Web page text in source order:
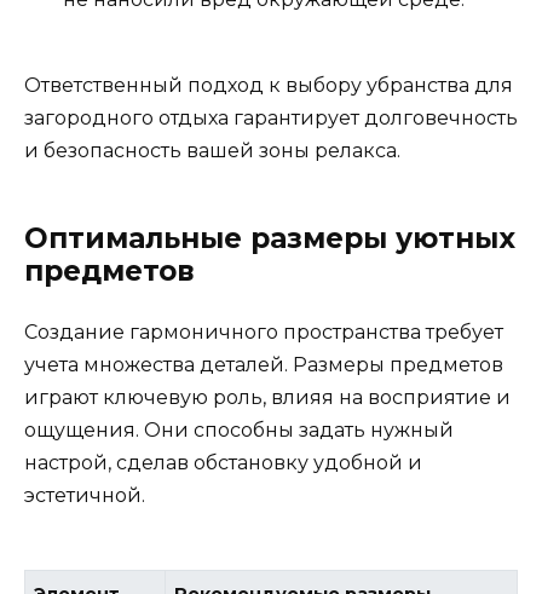
Ответственный подход к выбору убранства для
загородного отдыха гарантирует долговечность
и безопасность вашей зоны релакса.
Оптимальные размеры уютных
предметов
Создание гармоничного пространства требует
учета множества деталей. Размеры предметов
играют ключевую роль, влияя на восприятие и
ощущения. Они способны задать нужный
настрой, сделав обстановку удобной и
эстетичной.